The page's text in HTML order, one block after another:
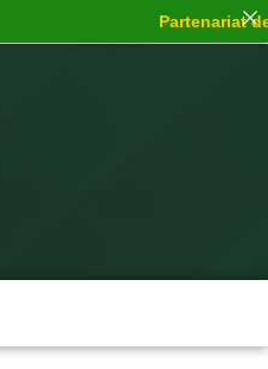
Partenariat de